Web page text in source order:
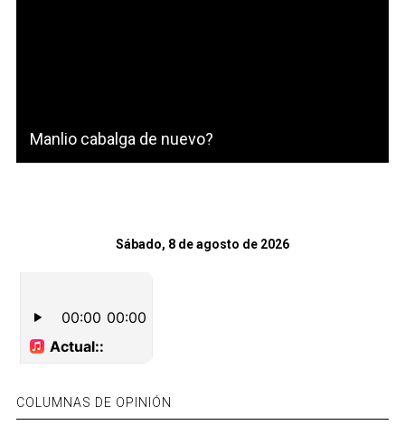
Manlio cabalga de nuevo?
Sábado, 8 de agosto de 2026
COLUMNAS DE OPINIÓN